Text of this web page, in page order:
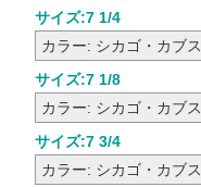
サイズ:7 1/4
カラー: シカゴ・カブス
サイズ:7 1/8
カラー: シカゴ・カブス
サイズ:7 3/4
カラー: シカゴ・カブス